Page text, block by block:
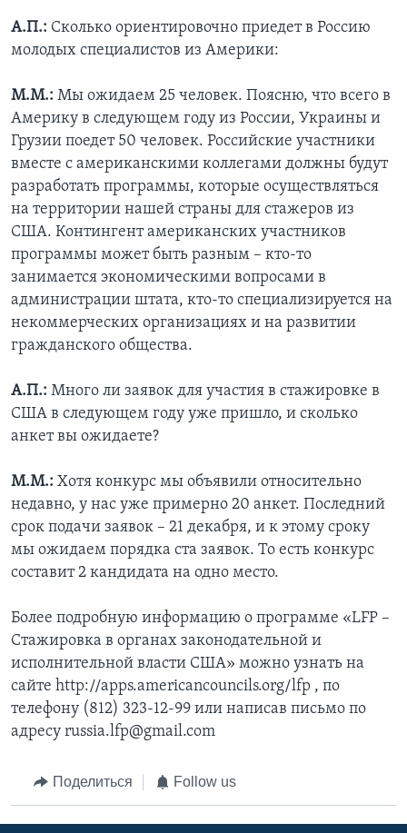
А.П.: Сколько ориентировочно приедет в Россию
молодых специалистов из Америки:
М.М.: Мы ожидаем 25 человек. Поясню, что всего в
Америку в следующем году из России, Украины и
Грузии поедет 50 человек. Российские участники
вместе с американскими коллегами должны будут
разработать программы, которые осуществляться
на территории нашей страны для стажеров из
США. Контингент американских участников
программы может быть разным – кто-то
занимается экономическими вопросами в
администрации штата, кто-то специализируется на
некоммерческих организациях и на развитии
гражданского общества.
А.П.: Много ли заявок для участия в стажировке в
США в следующем году уже пришло, и сколько
анкет вы ожидаете?
М.М.: Хотя конкурс мы объявили относительно
недавно, у нас уже примерно 20 анкет. Последний
срок подачи заявок – 21 декабря, и к этому сроку
мы ожидаем порядка ста заявок. То есть конкурс
составит 2 кандидата на одно место.
Более подробную информацию о программе «LFP –
Стажировка в органах законодательной и
исполнительной власти США» можно узнать на
сайте http://apps.americancouncils.org/lfp , по
телефону (812) 323-12-99 или написав письмо по
адресу russia.lfp@gmail.com
Поделиться Follow us